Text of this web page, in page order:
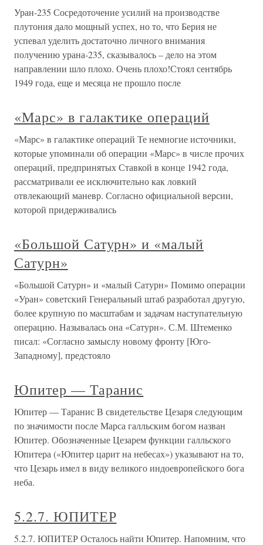
Уран-235 Сосредоточение усилий на производстве
плутония дало мощный успех, но то, что Берия не
успевал уделить достаточно личного внимания
получению урана-235, сказывалось – дело на этом
направлении шло плохо. Очень плохо!Стоял сентябрь
1949 года, еще и месяца не прошло после
«Марс» в галактике операций
«Марс» в галактике операций Те немногие источники,
которые упоминали об операции «Марс» в числе прочих
операций, предпринятых Ставкой в конце 1942 года,
рассматривали ее исключительно как ловкий
отвлекающий маневр. Согласно официальной версии,
которой придерживались
«Большой Сатурн» и «малый
Сатурн»
«Большой Сатурн» и «малый Сатурн» Помимо операции
«Уран» советский Генеральный штаб разработал другую,
более крупную по масштабам и задачам наступательную
операцию. Называлась она «Сатурн». С.М. Штеменко
писал: «Согласно замыслу новому фронту [Юго-
Западному], предстояло
Юпитер — Таранис
Юпитер — Таранис В свидетельстве Цезаря следующим
по значимости после Марса галльским богом назван
Юпитер. Обозначенные Цезарем функции галльского
Юпитера («Юпитер царит на небесах») указывают на то,
что Цезарь имел в виду великого индоевропейского бога
неба.
5.2.7. ЮПИТЕР
5.2.7. ЮПИТЕР Осталось найти Юпитер. Напомним, что